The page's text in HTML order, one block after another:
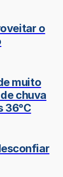
o
muito
chuva
36°C